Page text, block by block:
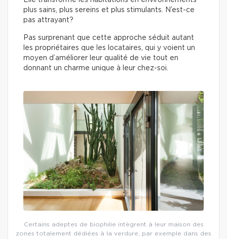
plus sains, plus sereins et plus stimulants. N’est-ce
pas attrayant?
Pas surprenant que cette approche séduit autant
les propriétaires que les locataires, qui y voient un
moyen d’améliorer leur qualité de vie tout en
donnant un charme unique à leur chez-soi.
Certains adeptes de biophilie intègrent à leur maison des
zones totalement dédiées à la verdure, par exemple dans des